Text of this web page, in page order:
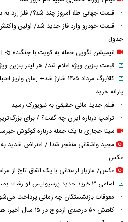
قیمت مرغ همه را غافلگیر کرد؛ نرخ فیله و
معافیت سربازان فراری صحت دارد؟ + پاسخ
روایت صیادان جنوب از ناامنی در دریا؛
محدودیت‌های دریایی زندگی می‌کنند؟
مشاور سیدمحمد خاتمی درگذشت
جنگ لفظی خاندوزی و ظریف بالا گرفت؛
فیلم/ روزبه حصاری شبیه تام کروز شد
قیمت جهانی طلا امروز چند شد؟/ فلز زرد به بالاترین سطح
قیمت خودرو وارد فاز جدید شد/ اولین واکنش
جدول
انیمیشن لگویی حمله به کویت با جنگنده F-5
قیمت بنزین ویژه اعلام شد/ هر لیتر بنزین
کالابرگ مرداد ۱۴۰۵ شارژ شد+ زمان
یارانه خرید
فیلم جدید مانی حقیقی به نیویورک رسید
ترامپ درباره ایران چه گفت؟ / برای